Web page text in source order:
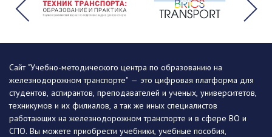
Сайт "Учебно-методического центра по образованию на
железнодорожном транспорте" — это цифровая платформа для
студентов, аспирантов, преподавателей и ученых, университетов,
техникумов и их филиалов, а так же иных специалистов
работающих на железнодорожном транспорте и в сфере ВО и
СПО. Вы можете приобрести учебники, учебные пособия,